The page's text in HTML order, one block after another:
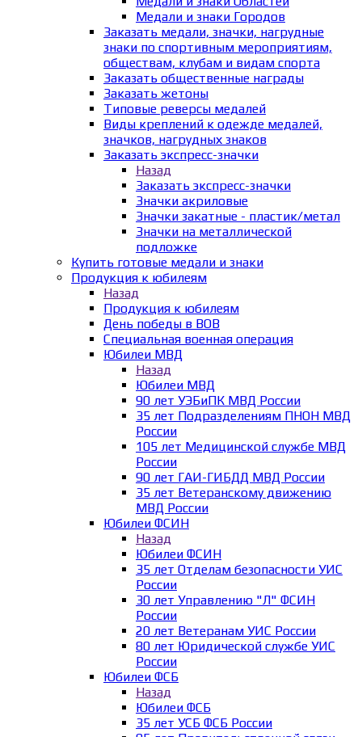
Медали и знаки Городов
Заказать медали, значки, нагрудные
знаки по спортивным мероприятиям,
обществам, клубам и видам спорта
Заказать общественные награды
Заказать жетоны
Типовые реверсы медалей
Виды креплений к одежде медалей,
значков, нагрудных знаков
Заказать экспресс-значки
Назад
Заказать экспресс-значки
Значки акриловые
Значки закатные - пластик/метал
Значки на металлической
подложке
Купить готовые медали и знаки
Продукция к юбилеям
Назад
Продукция к юбилеям
День победы в ВОВ
Специальная военная операция
Юбилеи МВД
Назад
Юбилеи МВД
90 лет УЭБиПК МВД России
35 лет Подразделениям ПНОН МВД
России
105 лет Медицинской службе МВД
России
90 лет ГАИ-ГИБДД МВД России
35 лет Ветеранскому движению
МВД России
Юбилеи ФСИН
Назад
Юбилеи ФСИН
35 лет Отделам безопасности УИС
России
30 лет Управлению "Л" ФСИН
России
20 лет Ветеранам УИС России
80 лет Юридической службе УИС
России
Юбилеи ФСБ
Назад
Юбилеи ФСБ
35 лет УСБ ФСБ России